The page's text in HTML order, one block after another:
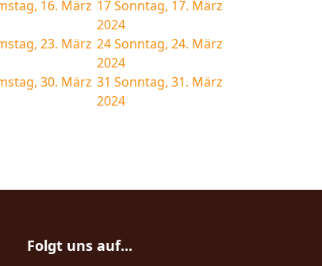
16. März 17Sonntag, 17. März
2024
23. März 24Sonntag, 24. März
2024
30. März 31 Sonntag, 31. März
2024
Folgt uns auf...